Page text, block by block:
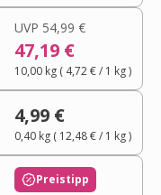
UVP 54,99 €
47,19 €
10,00 kg( 4,72 €/ 1 kg)
4,99 €
0,40 kg( 12,48 €/ 1 kg)
Preistipp